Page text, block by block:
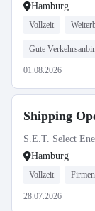
Hamburg
Vollzeit
Gute
01.08.2026
Shipping
S.E.T. Select
Hamburg
Vollzeit
28.07.2026